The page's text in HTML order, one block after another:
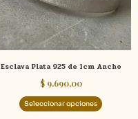
Esclava Plata 925 de 1cm Ancho
$9.690,00
Seleccionar opciones
se
pueden
elegir
en
página